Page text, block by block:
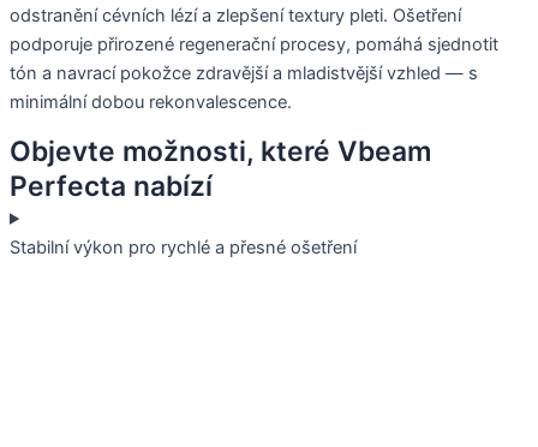
odstranění cévních lézí a zlepšení textury pleti. Ošetření
podporuje přirozené regenerační procesy, pomáhá sjednotit
tón a navrací pokožce zdravější a mladistvější vzhled — s
minimální dobou rekonvalescence.
Objevte možnosti, které Vbeam
Perfecta nabízí
Stabilní výkon pro rychlé a přesné ošetření